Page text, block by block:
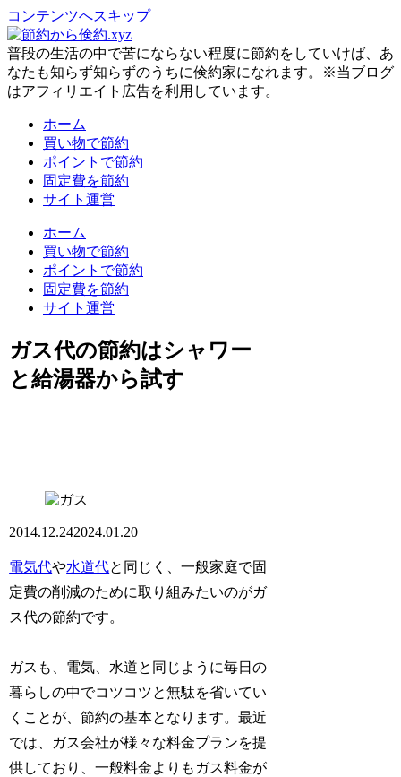
コンテンツへスキップ
普段の生活の中で苦にならない程度に節約をしていけば、あ
なたも知らず知らずのうちに倹約家になれます。※当ブログ
はアフィリエイト広告を利用しています。
ホーム
買い物で節約
ポイントで節約
固定費を節約
サイト運営
ホーム
買い物で節約
ポイントで節約
固定費を節約
サイト運営
ガス代の節約はシャワー
と給湯器から試す
2014.12.242024.01.20
電気代や水道代と同じく、一般家庭で固
定費の削減のために取り組みたいのがガ
ス代の節約です。
ガスも、電気、水道と同じように毎日の
暮らしの中でコツコツと無駄を省いてい
くことが、節約の基本となります。最近
では、ガス会社が様々な料金プランを提
供しており、一般料金よりもガス料金が